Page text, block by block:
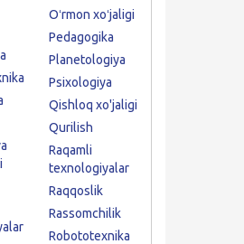
Oʻrmon xoʻjaligi
Pedagogika
Planetologiya
Psixologiya
Qishloq xo'jaligi
Qurilish
Raqamli
texnologiyalar
Raqqoslik
Rassomchilik
Robototexnika